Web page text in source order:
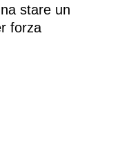
stare un
forza